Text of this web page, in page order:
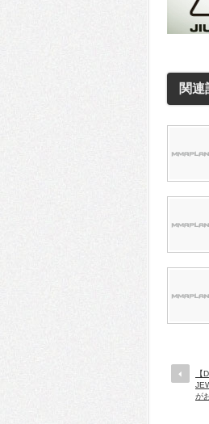
関連
【
が